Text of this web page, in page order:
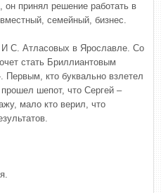
он принял решение работать в
семейный, бизнес.
С. Атласовых в Ярославле. Со
стать Бриллиантовым
Первым, кто буквально взлетел
шепот, что Сергей –
мало кто верил, что